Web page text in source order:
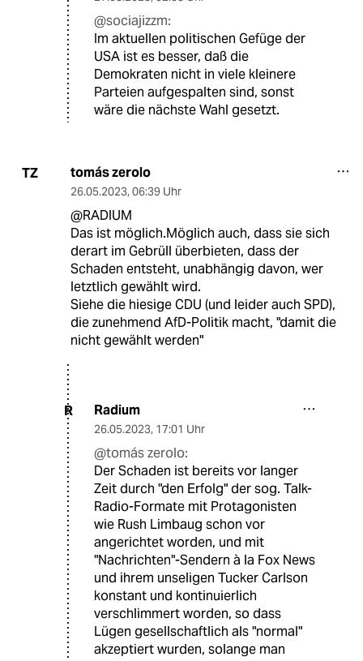
@sociajizzm:
Im aktuellen politischen Gefüge der
USA ist es besser, daß die
Demokraten nicht in viele kleinere
Parteien aufgespalten sind, sonst
wäre die nächste Wahl gesetzt.
TZ tomás zerolo
26.05.2023, 06:39 Uhr
@RADIUM
Das ist möglich.Möglich auch, dass sie sich
derart im Gebrüll überbieten, dass der
Schaden entsteht, unabhängig davon, wer
letztlich gewählt wird.
Siehe die hiesige CDU (und leider auch SPD),
die zunehmend AfD-Politik macht, "damit die
nicht gewählt werden"
R Radium
26.05.2023, 17:01 Uhr
@tomás zerolo:
Der Schaden ist bereits vor langer
Zeit durch "den Erfolg" der sog. Talk-
Radio-Formate mit Protagonisten
wie Rush Limbaug schon vor
angerichtet worden, und mit
"Nachrichten"-Sendern à la Fox News
und ihrem unseligen Tucker Carlson
konstant und kontinuierlich
verschlimmert worden, so dass
Lügen gesellschaftlich als "normal"
akzeptiert wurden, solange man